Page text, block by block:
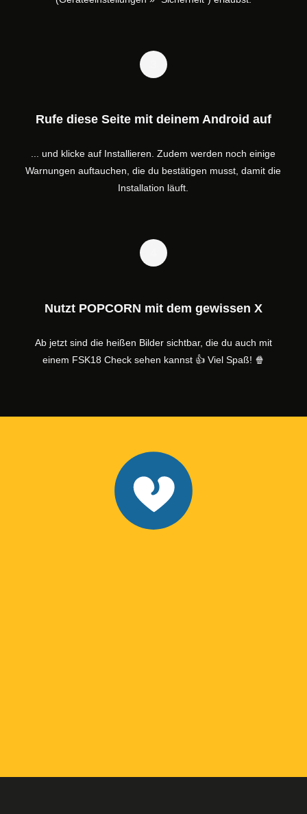
Rufe diese Seite mit deinem Android auf
... und klicke auf Installieren. Zudem werden noch einige
Warnungen auftauchen, die du bestätigen musst, damit die
Installation läuft.
Nutzt POPCORN mit dem gewissen X
Ab jetzt sind die heißen Bilder sichtbar, die du auch mit
einem FSK18 Check sehen kannst 👍 Viel Spaß! 🍿